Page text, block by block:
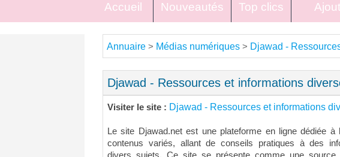
Accueil Nouveautés Top clics
Annuaire > Médias numériques > Djawad -
Djawad - Ressources et informations
Visiter le site : Djawad - Ressources et informations
Le site Djawad.net est une plateforme en ligne dédiée à
contenus variés, allant de conseils pratiques à des